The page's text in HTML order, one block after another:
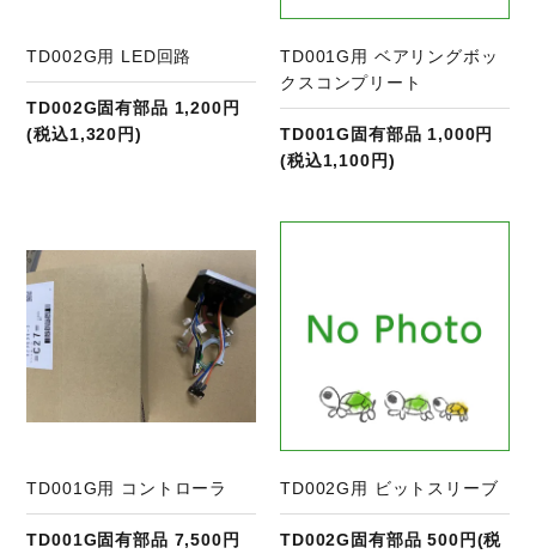
TD002G用 LED回路
TD002G固有部品 1,200円
(税込1,320円)
TD001G用 ベアリングボッ
クスコンプリート
TD001G固有部品 1,000円
(税込1,100円)
TD001G用 コントローラ
TD001G固有部品 7,500円
TD002G用 ビットスリーブ
TD002G固有部品 500円(税